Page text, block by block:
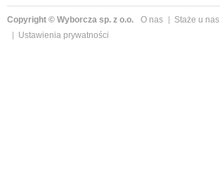
Copyright © Wyborcza sp. z o.o. O nas Staże u nas
Ustawienia prywatności